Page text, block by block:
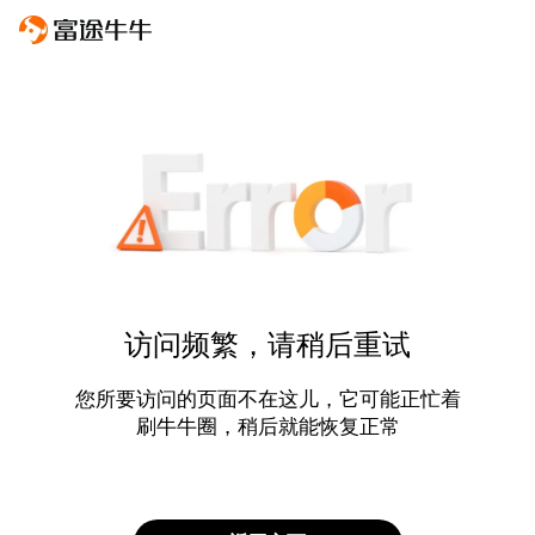
访问频繁，请稍后重试
您所要访问的页面不在这儿，它可能正忙着
刷牛牛圈，稍后就能恢复正常